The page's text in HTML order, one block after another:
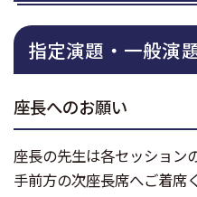
指定演題・一般演
座長へのお願い
座長の先生は各セッション
手前方の次座長席へご着席